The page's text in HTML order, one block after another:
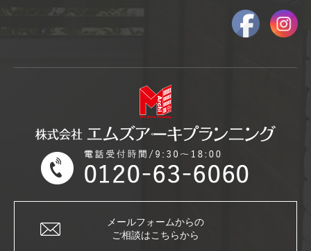
メールフォームからの
ご相談はこちらから